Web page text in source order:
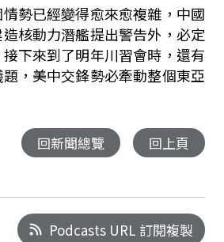
勢已經變得愈來愈複雜，中國
核動力潛艦提出警告外，必定
下來到了明年川習會時，還有
，美中交鋒勢必牽動整個東亞
回新聞總覽 回上頁
Podcasts URL 訂閱複製